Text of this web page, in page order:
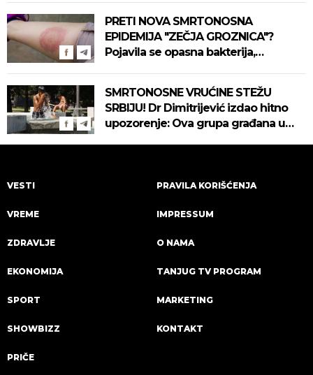
PRETI NOVA SMRTONOSNA
EPIDEMIJA "ZEČJA GROZNICA"?
Pojavila se opasna bakterija,
SMRTONOSNE VRUĆINE STEŽU
SRBIJU! Dr Dimitrijević izdao hitno
upozorenje: Ova grupa građana u
VESTI
VREME
ZDRAVLJE
EKONOMIJA
SPORT
SHOWBIZZ
PRIČE
PRAVILA KORIŠĆENJA
IMPRESSUM
O NAMA
TANJUG TV PROGRAM
MARKETING
KONTAKT